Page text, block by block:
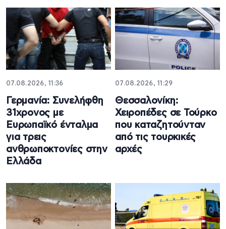
07.08.2026, 11:36
Γερμανία: Συνελήφθη
31χρονος με
Ευρωπαϊκό ένταλμα
για τρεις
ανθρωποκτονίες στην
Ελλάδα
07.08.2026, 11:29
Θεσσαλονίκη:
Χειροπέδες σε Τούρκο
που καταζητούνταν
από τις τουρκικές
αρχές